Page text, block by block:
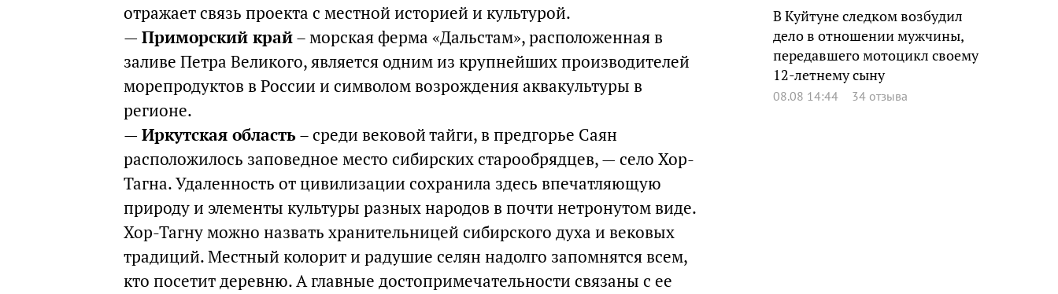
отражает связь проекта с местной историей и культурой.
—Приморский край– морская ферма «Дальстам», расположенная в
заливе Петра Великого, является одним из крупнейших производителей
морепродуктов в России и символом возрождения аквакультуры в
регионе.
—Иркутская область– среди вековой тайги, в предгорье Саян
расположилось заповедное место сибирских старообрядцев, — село Хор-
Тагна. Удаленность от цивилизации сохранила здесь впечатляющую
природу и элементы культуры разных народов в почти нетронутом виде.
Хор-Тагну можно назвать хранительницей сибирского духа и вековых
традиций. Местный колорит и радушие селян надолго запомнятся всем,
кто посетит деревню. А главные достопримечательности связаны с ее
В Куйтуне следком возбудил
дело в отношении мужчины,
передавшего мотоцикл своему
12-летнему сыну
08.08 14:44 34 отзыва